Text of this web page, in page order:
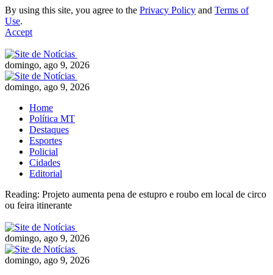
By using this site, you agree to the Privacy Policy and Terms of
Use.
Accept
domingo, ago 9, 2026
domingo, ago 9, 2026
Home
Política MT
Destaques
Esportes
Policial
Cidades
Editorial
Reading: Projeto aumenta pena de estupro e roubo em local de circo
ou feira itinerante
domingo, ago 9, 2026
domingo, ago 9, 2026